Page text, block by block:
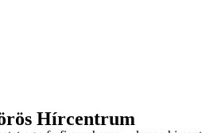
Hírcentrum